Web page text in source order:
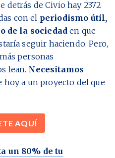
detrás de Civio hay 2372
con el periodismo útil,
de la sociedad en que
seguir haciendo. Pero,
personas
lean. Necesitamos
hoy a un proyecto del que
AQUÍ
un 80% de tu